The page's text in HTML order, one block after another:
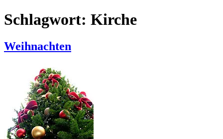
Schlagwort: Kirche
Weihnachten